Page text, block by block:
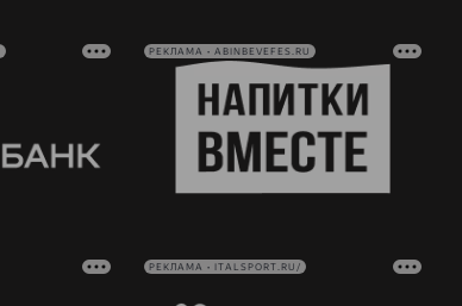
РЕКЛАМА • ABINBEVEFES.RU
РЕКЛАМА • ITALSPORT.RU/